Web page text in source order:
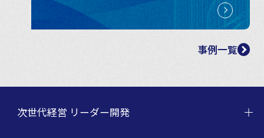
事例一覧
次世代経営 リーダー開発